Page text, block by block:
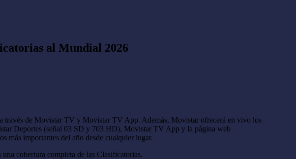
al Mundial 2026
través de Movistar TV y Movistar TV App. Además, Movistar ofrecerá en vivo los
Deportes (señal 03 SD y 703 HD), Movistar TV App y la página web
más importantes del año desde cualquier lugar.
cobertura completa de las Clasificatorias.